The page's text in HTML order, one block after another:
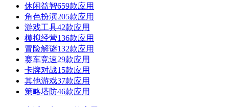
休闲益智659款应用
角色扮演205款应用
游戏工具42款应用
模拟经营136款应用
冒险解谜132款应用
赛车竞速29款应用
卡牌对战15款应用
其他游戏37款应用
策略塔防46款应用